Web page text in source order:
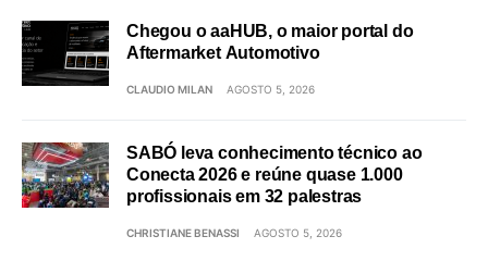
Chegou o aaHUB, o maior portal do
Aftermarket Automotivo
CLAUDIO MILAN AGOSTO 5, 2026
SABÓ leva conhecimento técnico ao
Conecta 2026 e reúne quase 1.000
profissionais em 32 palestras
CHRISTIANE BENASSI AGOSTO 5, 2026